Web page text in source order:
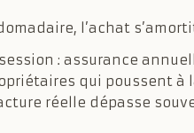
l’achat
: assurance
qui poussent à
réelle dépasse